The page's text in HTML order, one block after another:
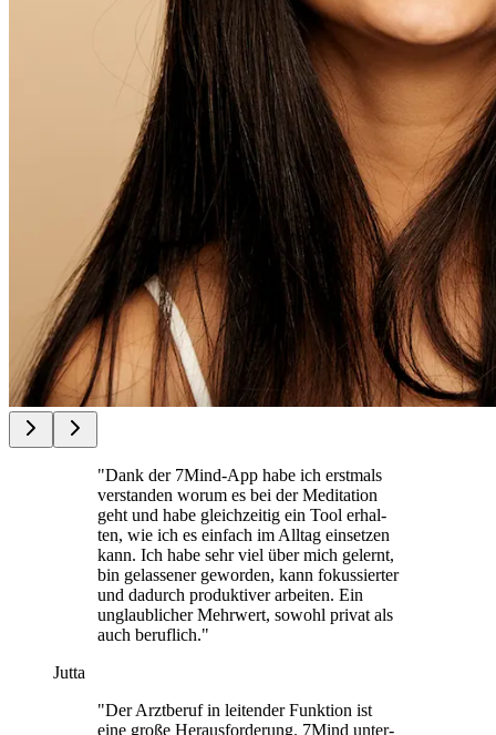
"Dank der 7Mind-App habe ich erst­mals
ver­stan­den worum es bei der Medi­ta­tion
geht und habe gleich­zei­tig ein Tool erhal­
ten, wie ich es ein­fach im Alltag ein­set­zen
kann. Ich habe sehr viel über mich gelernt,
bin gelas­se­ner gewor­den, kann fokus­sier­ter
und dadurch pro­duk­ti­ver arbei­ten. Ein
unglaub­li­cher Mehr­wert, sowohl privat als
auch beruf­lich."
Jutta
"Der Arzt­be­ruf in lei­ten­der Funk­tion ist
eine große Her­aus­for­de­rung. 7Mind unter­